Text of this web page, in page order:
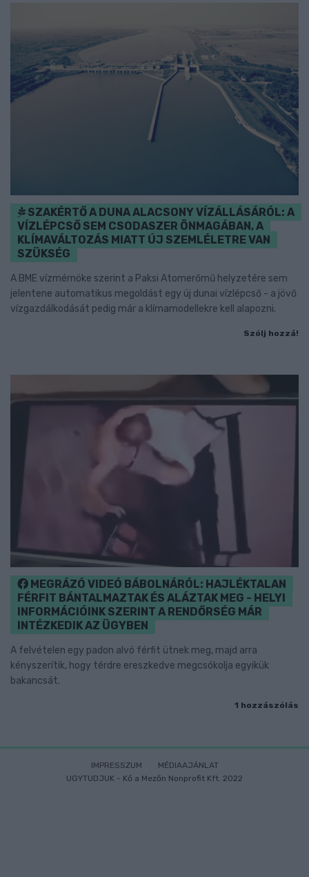
SZAKÉRTŐ A DUNA ALACSONY VÍZÁLLÁSÁRÓL: A
VÍZLÉPCSŐ SEM CSODASZER ÖNMAGÁBAN, A
KLÍMAVÁLTOZÁS MIATT ÚJ SZEMLÉLETRE VAN
SZÜKSÉG
A BME vízmérnöke szerint a Paksi Atomerőmű helyzetére sem
jelentene automatikus megoldást egy új dunai vízlépcső - a jövő
vízgazdálkodását pedig már a klímamodellekre kell alapozni.
Szólj hozzá!
MEGRÁZÓ VIDEÓ BÁBOLNÁRÓL: HAJLÉKTALAN
FÉRFIT BÁNTALMAZTAK ÉS ALÁZTAK MEG - HELYI
INFORMÁCIÓINK SZERINT A RENDŐRSÉG MÁR
INTÉZKEDIK AZ ÜGYBEN
A felvételen egy padon alvó férfit ütnek meg, majd arra
kényszerítik, hogy térdre ereszkedve megcsókolja egyikük
bakancsát.
1 hozzászólás
IMPRESSZUM
MÉDIAAJÁNLAT
UGYTUDJUK - Kő a Mezőn Nonprofit Kft. 2022